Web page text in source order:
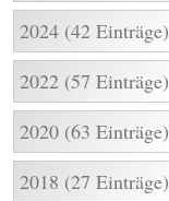
2024 (42 Einträge)
2022 (57 Einträge)
2020 (63 Einträge)
2018 (27 Einträge)